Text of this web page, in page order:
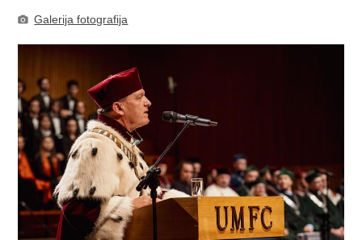
Galerija fotografija